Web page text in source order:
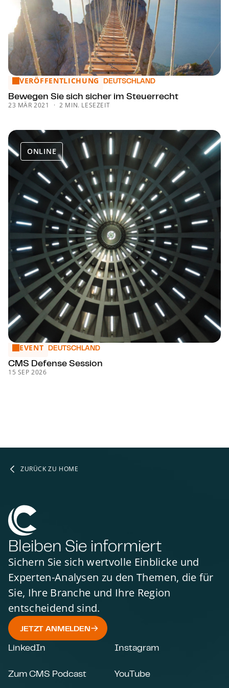
Bewegen Sie sich sicher im Steuerrecht
VERÖFFENTLICHUNG DEUTSCHLAND
Bewegen Sie sich sicher im Steuerrecht
23 MÄR 2021 2 MIN. LESEZEIT
ONLINE
CMS Defense Session
EVENT DEUTSCHLAND
CMS Defense Session
15 SEP 2026
ZURÜCK ZU HOME
Bleiben Sie informiert
Sichern Sie sich wertvolle Einblicke und
Experten-Analysen zu den Themen, die für
Sie, Ihre Branche und Ihre Region
entscheidend sind.
JETZT ANMELDEN
LinkedIn Instagram
Zum CMS Podcast YouTube